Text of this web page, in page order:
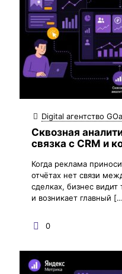
Digital агентство
Сквозная
связка с CRM и
Когда реклама
отчётах нет связи
сделках, бизнес
и возникает главный
0